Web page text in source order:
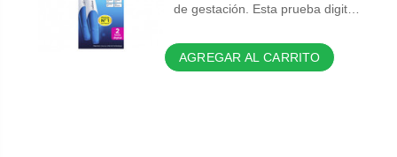
de gestación. Esta prueba digit…
AGREGAR AL CARRITO